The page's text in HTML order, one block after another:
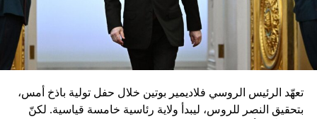
تعهّد الرئيس الروسي فلاديمير بوتين خلال حفل تولية باذخ أمس،
بتحقيق النصر للروس، ليبدأ ولاية رئاسية خامسة قياسية. لكنّ